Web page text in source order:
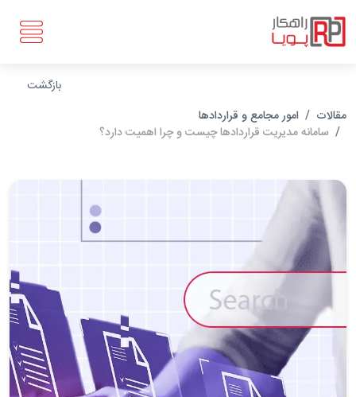
مقالات
امور مجامع و قراردادها
سامانه مدیریت قراردادها چیست و چرا اهمیت دارد؟
بازگشت